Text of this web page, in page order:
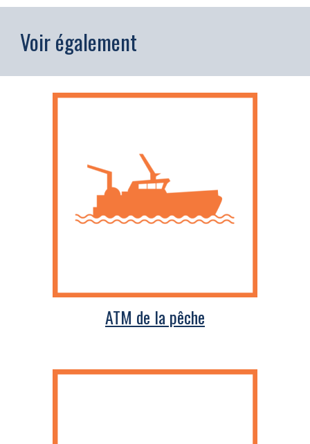
Voir également
ATM de la pêche